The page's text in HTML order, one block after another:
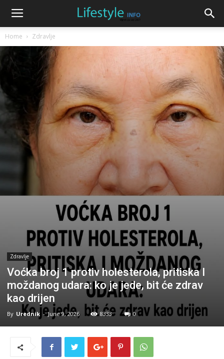
Home Zdravlje
Zdravlje
Voćka broj 1 protiv holesterola, pritiska I
moždanog udara: ko je jede, bit će zdrav
kao drijen
By Urednik - June 9, 2026 8333 0